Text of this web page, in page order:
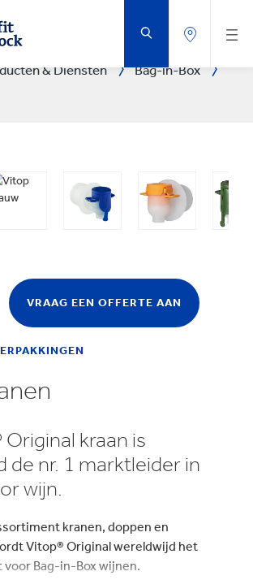
& Diensten
Bag-in-Box
VRAAG EEN OFFERTE AAN
kraan is
de nr. 1 marktleider in
wijn.
kranen, doppen en
Vitop® Original wereldwijd het
Bag-in-Box wijnen.